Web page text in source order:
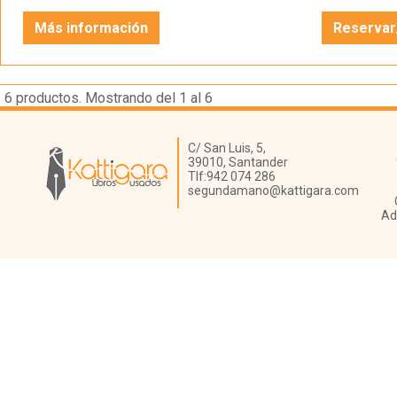
Más información
6 productos. Mostrando del 1 al 6
Librería Kattigara
C/ San Luis, 5,
39010, Santander
Tlf:942 074 286
segundamano@kattigara.com